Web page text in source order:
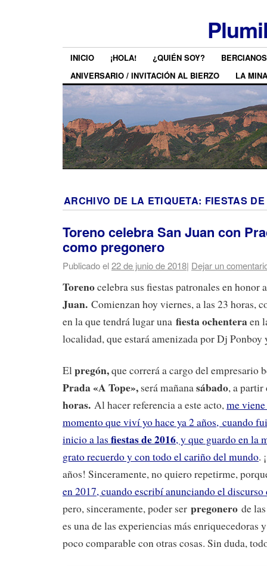
INICIO ¡HOLA! ¿QUIÉN SOY?
ANIVERSARIO / INVITACIÓN AL BIERZO
LA MINA
ARCHIVO DE LA ETIQUETA: FIESTAS
Toreno celebra San Juan con
como pregonero
Publicado el22 de junio de 2018| Dejar un
Torenocelebra sus fiestas patronales en honor
Juan. Comienzan hoy viernes, a las 23 horas,
en la que tendrá lugar una fiesta ochenteraen
localidad, que estará amenizada por Dj Ponboy
Elpregón,que correrá a cargo del empresario
Prada «A Tope», será mañanasábado, a
horas. Al hacer referencia a este acto,me
momento que viví yo hace ya 2 años, cuando
inicio a las fiestas de 2016, y que guardo en la
grato recuerdo y con todo el cariño del mundo.
años! Sinceramente, no quiero repetirme,
en 2017, cuando escribí anunciando el
pero, sinceramente, poder ser pregonero de
es una de las experiencias más enriquecedoras
poco comparable con otras cosas. Sin duda,